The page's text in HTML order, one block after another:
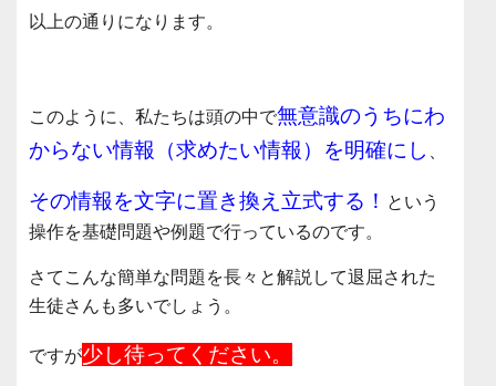
以上の通りになります。
このように、私たちは頭の中で無意識のうちにわ
からない情報（求めたい情報）を明確にし
その情報を文字に置き換え立式する！ という
操作を基礎問題や例題で行っているのです。
さてこんな簡単な問題を長々と解説して退屈された
生徒さんも多いでしょう。
ですが少し待ってください。